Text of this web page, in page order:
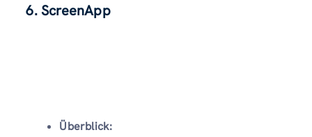
6. ScreenApp
Überblick: